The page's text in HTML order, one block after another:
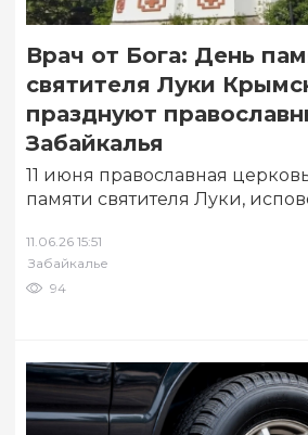
Врач от Бога: День
святителя Луки
празднуют
Забайкалья
11 июня православная
памяти святителя Луки,
Крымского. В храме
11.06.26 15:51
Забайкалье
94